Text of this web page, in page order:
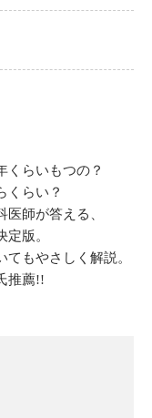
らいもつの？
らい？
師が答える、
版。
もやさしく解説。
推薦!!